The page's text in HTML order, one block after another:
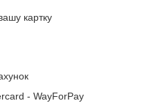
картку
- WayForPay